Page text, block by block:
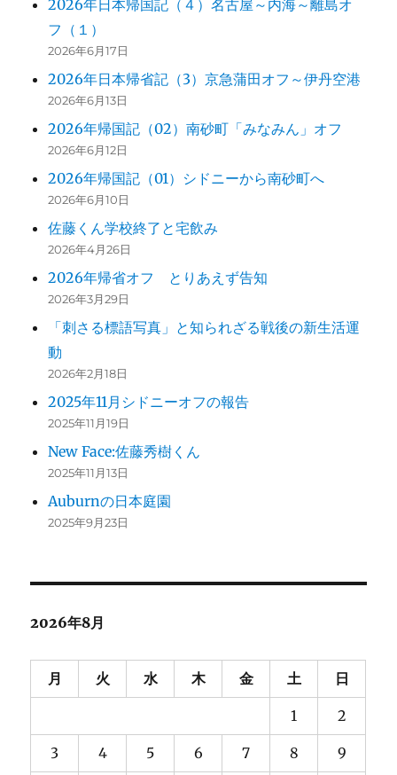
2026年日本帰国記（４）名古屋～内海～離島オ
フ（１）
2026年6月17日
2026年日本帰省記（3）京急蒲田オフ～伊丹空港
2026年6月13日
2026年帰国記（02）南砂町「みなみん」オフ
2026年6月12日
2026年帰国記（01）シドニーから南砂町へ
2026年6月10日
佐藤くん学校終了と宅飲み
2026年4月26日
2026年帰省オフ とりあえず告知
2026年3月29日
「刺さる標語写真」と知られざる戦後の新生活運
動
2026年2月18日
2025年11月シドニーオフの報告
2025年11月19日
New Face:佐藤秀樹くん
2025年11月13日
Auburnの日本庭園
2025年9月23日
2026年8月
月 火 水 木 金 土 日
1 2
3 4 5 6 7 8 9